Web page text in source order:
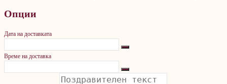
Опции
Дата на доставката
Време на доставка